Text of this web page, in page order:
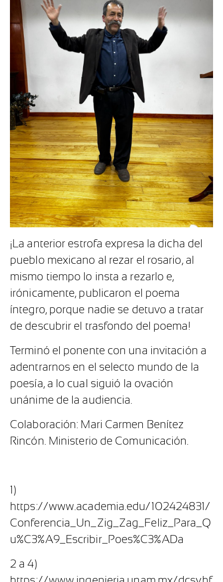
¡La anterior estrofa expresa la dicha del
pueblo mexicano al rezar el rosario, al
mismo tiempo lo insta a rezarlo e,
irónicamente, publicaron el poema
íntegro, porque nadie se detuvo a tratar
de descubrir el trasfondo del poema!
Terminó el ponente con una invitación a
adentrarnos en el selecto mundo de la
poesía, a lo cual siguió la ovación
unánime de la audiencia.
Colaboración: Mari Carmen Benítez
Rincón. Ministerio de Comunicación.
1)
https://www.academia.edu/102424831/
Conferencia_Un_Zig_Zag_Feliz_Para_Q
u%C3%A9_Escribir_Poes%C3%ADa
2 a 4)